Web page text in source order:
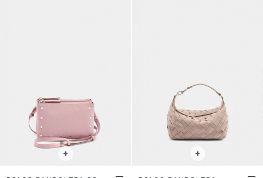
SELECCIONAR TALLE
+ +